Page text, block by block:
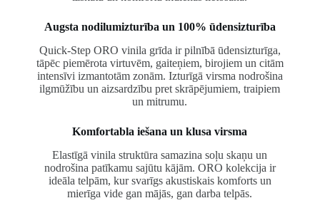
Augsta nodilumizturība un 100% ūdensizturība
Quick-Step ORO vinila grīda ir pilnībā ūdensizturīga,
tāpēc piemērota virtuvēm, gaiteņiem, birojiem un citām
intensīvi izmantotām zonām. Izturīgā virsma nodrošina
ilgmūžību un aizsardzību pret skrāpējumiem, traipiem
un mitrumu.
Komfortabla iešana un klusa virsma
Elastīgā vinila struktūra samazina soļu skaņu un
nodrošina patīkamu sajūtu kājām. ORO kolekcija ir
ideāla telpām, kur svarīgs akustiskais komforts un
mierīga vide gan mājās, gan darba telpās.